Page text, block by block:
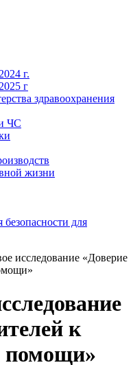
г.
г
здравоохранения
ЧС
жизни
для
исследование «Доверие
к
помощи»